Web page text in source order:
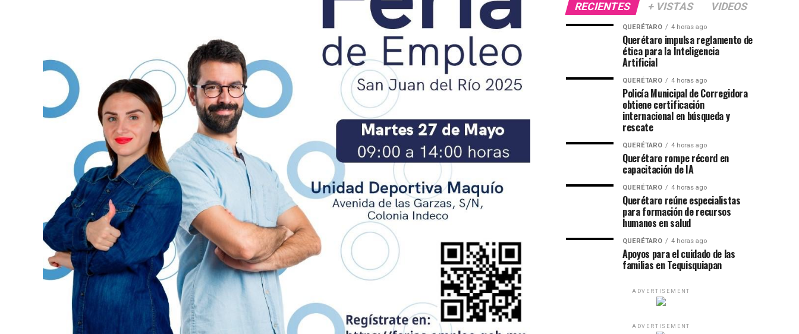
RECIENTES + VISTAS VIDEOS
QUERÉTARO 4 horas ago
Querétaro impulsa reglamento de
ética para la Inteligencia
Artificial
QUERÉTARO 4 horas ago
Policía Municipal de Corregidora
obtiene certificación
internacional en búsqueda y
rescate
QUERÉTARO 4 horas ago
Querétaro rompe récord en
capacitación de IA
QUERÉTARO 4 horas ago
Querétaro reúne especialistas
para formación de recursos
humanos en salud
QUERÉTARO 4 horas ago
Apoyos para el cuidado de las
familias en Tequisquiapan
ADVERTISEMENT
ADVERTISEMENT